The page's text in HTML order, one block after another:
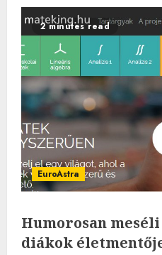
2 minutes read
EuroAstra
Humorosan
diákok